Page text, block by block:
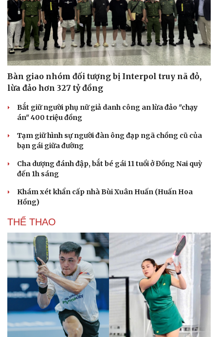
Bàn giao nhóm đối tượng bị Interpol truy nã đỏ,
lừa đảo hơn 327 tỷ đồng
Bắt giữ người phụ nữ giả danh công an lừa đảo "chạy
án" 400 triệu đồng
Tạm giữ hình sự người đàn ông đạp ngã chồng cũ của
bạn gái giữa đường
Cha dượng đánh đập, bắt bé gái 11 tuổi ở Đồng Nai quỳ
đến 1h sáng
Khám xét khẩn cấp nhà Bùi Xuân Huấn (Huấn Hoa
Hồng)
THỂ THAO